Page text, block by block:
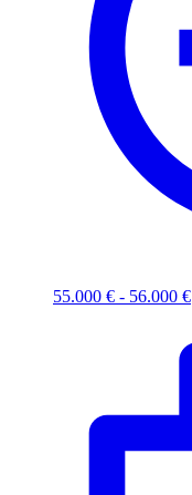
55.000 € - 56.000 €